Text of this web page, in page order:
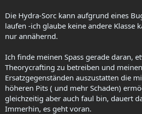
Die Hydra-Sorc kann aufgrund eines
laufen -ich glaube keine andere Klasse
nur annähernd.
Ich finde meinen Spass gerade daran,
Theorycrafting zu betreiben und
Ersatzgegenständen auszustatten die
höheren Pits ( und mehr Schaden)
gleichzeitig aber auch faul bin, dauert
Immerhin, es geht voran.